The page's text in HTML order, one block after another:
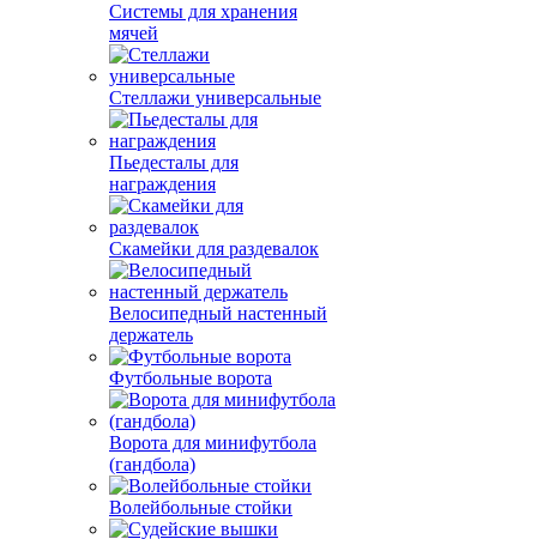
Системы для хранения
мячей
Стеллажи универсальные
Пьедесталы для
награждения
Скамейки для раздевалок
Велосипедный настенный
держатель
Футбольные ворота
Ворота для минифутбола
(гандбола)
Волейбольные стойки